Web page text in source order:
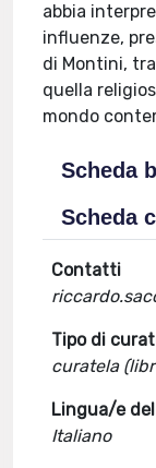
abbia
influenze,
di Montini,
quella
mondo
Scheda
Scheda
Contatti
Tipo di
curatela
Lingua/e
Italiano